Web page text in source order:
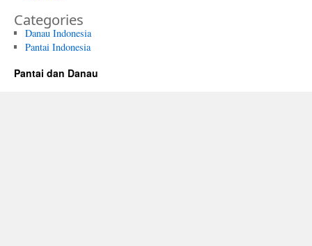
Categories
Danau Indonesia
Pantai Indonesia
Pantai dan Danau